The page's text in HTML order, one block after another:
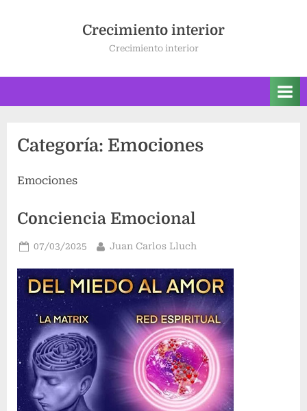
Crecimiento interior
Crecimiento interior
Categoría: Emociones
Emociones
Conciencia Emocional
Publicado
07/03/2025 Por
Juan Carlos Lluch